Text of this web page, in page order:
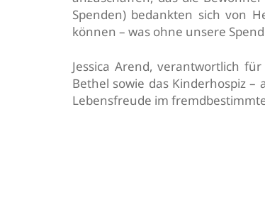
Spenden) bedankten sich von
können – was ohne unsere
Jessica Arend, verantwortlich
Bethel sowie das Kinderhospiz
Lebensfreude im